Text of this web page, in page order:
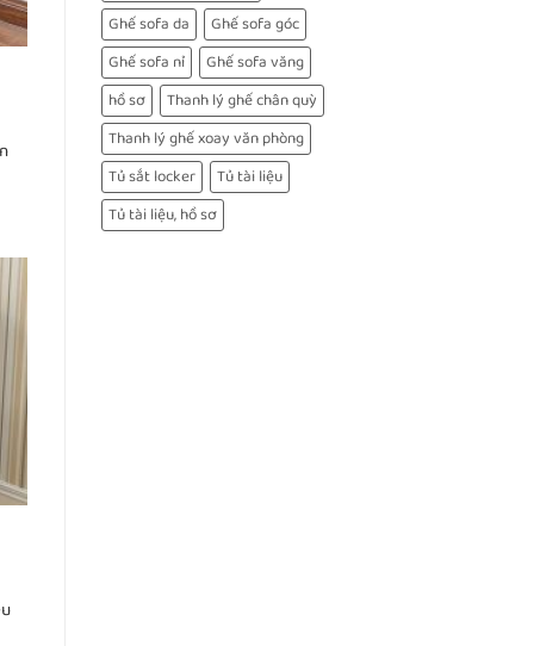
Ghế sofa da
Ghế sofa góc
Ghế sofa nỉ
Ghế sofa văng
hồ sơ
Thanh lý ghế chân quỳ
Thanh lý ghế xoay văn phòng
Tủ sắt locker
Tủ tài liệu
Tủ tài liệu, hồ sơ